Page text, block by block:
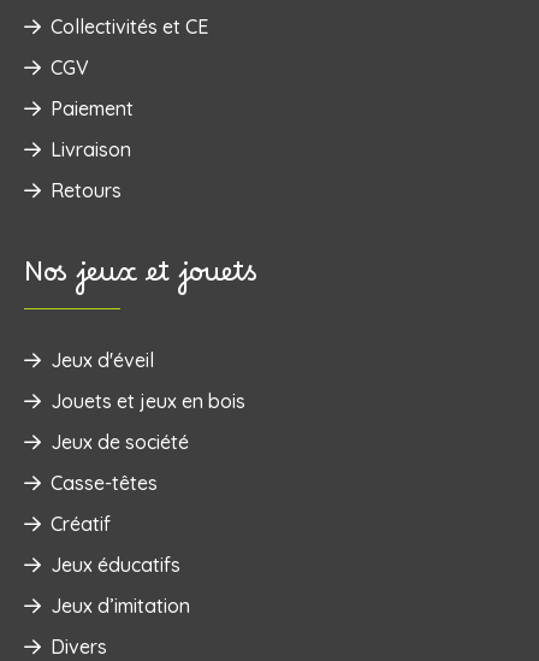
Collectivités et CE
CGV
Paiement
Livraison
Retours
Nos jeux et jouets
Jeux d'éveil
‌Jouets et jeux en bois
Jeux de société
Casse-têtes
Créatif
Jeux éducatifs
Jeux d’imitation
Divers